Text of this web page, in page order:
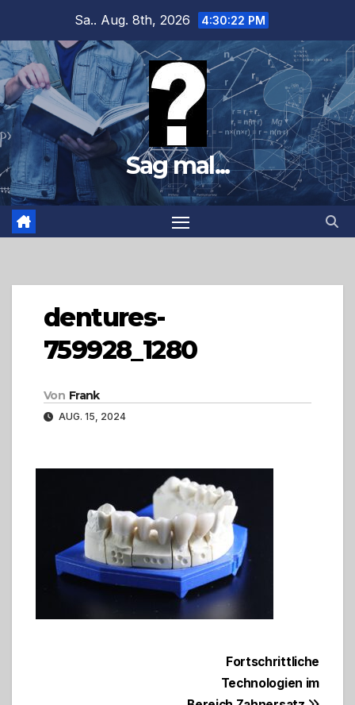
springen
Sa.. Aug. 8th, 2026 4:30:23 PM
Sag mal...
dentures-
759928_1280
Von Frank
AUG. 15, 2024
BeitragsnavigationFortschrittliche
Technologien im